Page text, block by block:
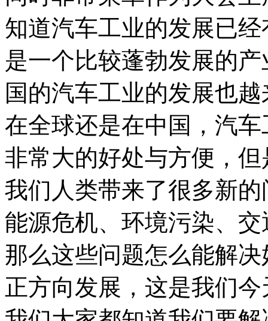
知道汽车工业的发展已
是一个比较蓬勃发展的
国的汽车工业的发展也
在全球还是在中国，汽
非常大的好处与方便，
我们人类带来了很多新
能源危机、环境污染、
那么这些问题怎么能解
正方向发展，这是我们